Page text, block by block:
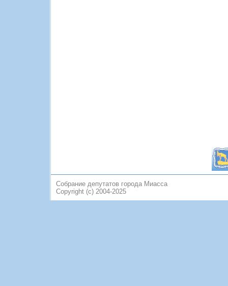
Собрание депутатов города Миасса
Copyright (c) 2004-2025